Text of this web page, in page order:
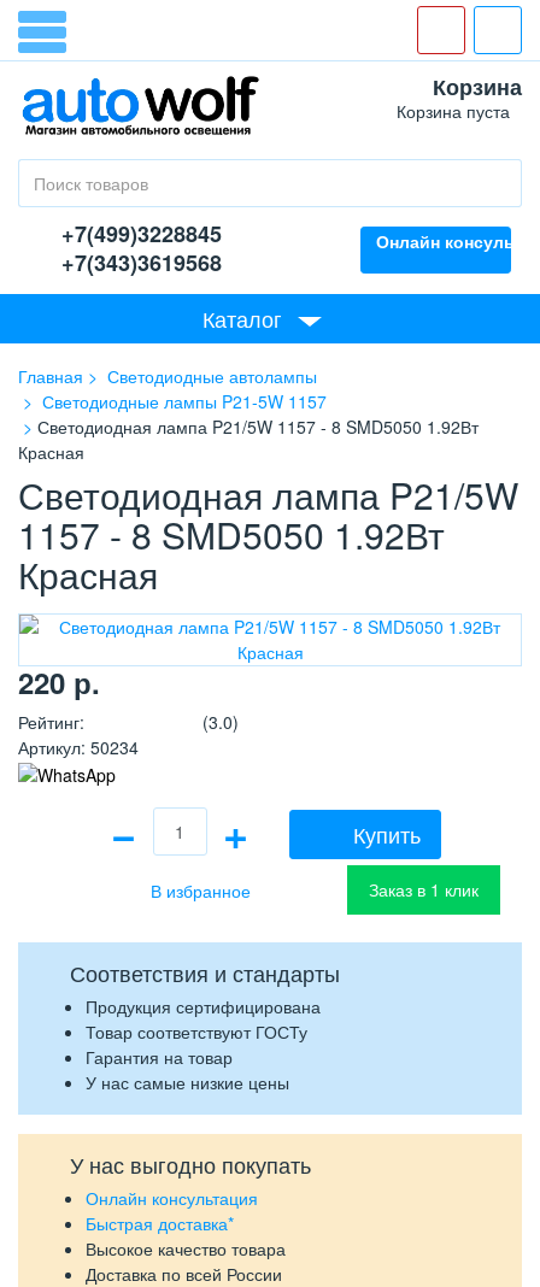
Корзина
Корзина пуста
+7(499)3228845
+7(343)3619568
Онлайн
Каталог
Главная
Светодиодные автолампы
Светодиодные лампы P21-5W 1157
Светодиодная лампа P21/5W 1157 - 8 SMD5050 1.92Вт
Красная
Светодиодная лампа P21/5W
1157 - 8 SMD5050 1.92Вт
Красная
220 р.
Рейтинг:
(3.0)
Артикул: 50234
− + Купить
Заказ в 1 клик
Соответствия и стандарты
Продукция сертифицирована
Товар соответствуют ГОСТу
Гарантия на товар
У нас самые низкие цены
У нас выгодно покупать
Онлайн консультация
Быстрая доставка*
Высокое качество товара
Доставка по всей России